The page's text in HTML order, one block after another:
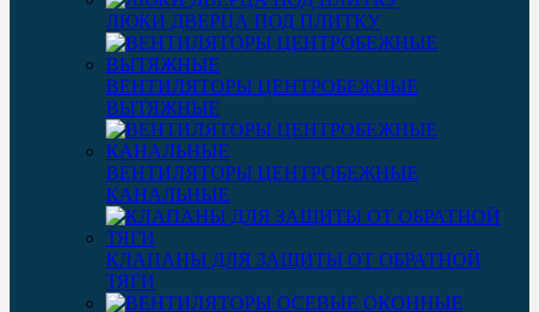
ЛЮКИ ДВЕРЦА ПОД ПЛИТКУ
ВЕНТИЛЯТОРЫ ЦЕНТРОБЕЖНЫЕ
ВЫТЯЖНЫЕ
ВЕНТИЛЯТОРЫ ЦЕНТРОБЕЖНЫЕ
КАНАЛЬНЫЕ
КЛАПАНЫ ДЛЯ ЗАЩИТЫ ОТ ОБРАТНОЙ
ТЯГИ